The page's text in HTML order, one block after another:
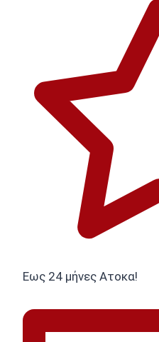
Εως 24 μήνες Ατοκα!